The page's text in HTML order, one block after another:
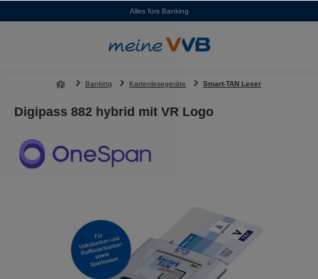
Alles fürs Banking
Banking Kartenlesegeräte Smart-TAN Leser
Digipass 882 hybrid mit VR Logo